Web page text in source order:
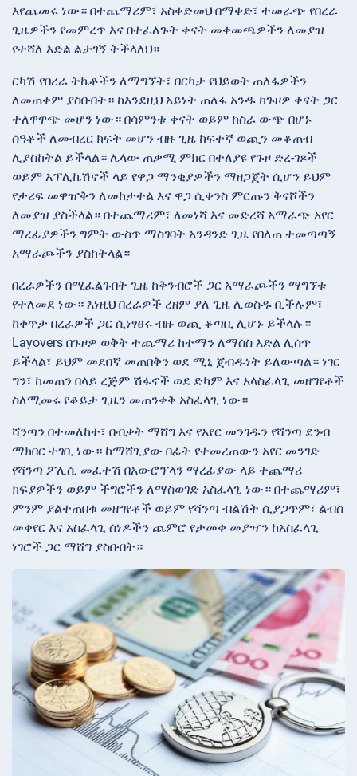
እየጨመሩ ነው። በተጨማሪም፣ አስቀድመህ በማቀድ፣ ተመራጭ የበረራ
ጊዜዎችን የመምረጥ እና በተፈለጉት ቀናት መቀመጫዎችን ለመያዝ
የተሻለ እድል ልታገኝ ትችላለህ።
ርካሽ የበረራ ትኬቶችን ለማግኘት፣ በርካታ የህይወት ጠለፋዎችን
ለመጠቀም ያስቡበት። ከእንደዚህ አይነት ጠለፋ አንዱ ከጉዞዎ ቀናት ጋር
ተለዋዋጭ መሆን ነው። በሳምንቱ ቀናት ወይም ከስራ ውጭ በሆኑ
ሰዓቶች ለመብረር ክፍት መሆን ብዙ ጊዜ ከፍተኛ ወጪን መቆጠብ
ሊያስከትል ይችላል። ሌላው ጠቃሚ ምክር በተለያዩ የጉዞ ድረ-ገጾች
ወይም አፕሊኬሽኖች ላይ የዋጋ ማንቂያዎችን ማዘጋጀት ሲሆን ይህም
የታሪፍ መዋዠቅን ለመከታተል እና ዋጋ ሲቀንስ ምርጡን ቅናሾችን
ለመያዝ ያስችላል። በተጨማሪም፣ ለመነሻ እና መድረሻ አማራጭ አየር
ማረፊያዎችን ግምት ውስጥ ማስገባት አንዳንድ ጊዜ የበለጠ ተመጣጣኝ
አማራጮችን ያስከትላል።
በረራዎችን በሚፈልጉበት ጊዜ ከቅንብሮች ጋር አማራጮችን ማግኘቱ
የተለመደ ነው። እነዚህ በረራዎች ረዘም ያለ ጊዜ ሊወስዱ ቢችሉም፣
ከቀጥታ በረራዎች ጋር ሲነፃፀሩ ብዙ ወጪ ቆጣቢ ሊሆኑ ይችላሉ።
Layovers በጉዞዎ ወቅት ተጨማሪ ከተማን ለማሰስ እድል ሊሰጥ
ይችላል፣ ይህም መደበኛ መጠበቅን ወደ ሚኒ ጀብዱነት ይለውጣል። ነገር
ግን፣ ከመጠን በላይ ረጅም ሽፋኖች ወደ ድካም እና አላስፈላጊ መዘግየቶች
ስለሚመሩ የቆይታ ጊዜን መጠንቀቅ አስፈላጊ ነው።
ሻንጣን በተመለከተ፣ በብቃት ማሸግ እና የአየር መንገዱን የሻንጣ ደንብ
ማክበር ተገቢ ነው። ከማሸጊያው በፊት የተመረጠውን አየር መንገድ
የሻንጣ ፖሊሲ መፈተሽ በአውሮፕላን ማረፊያው ላይ ተጨማሪ
ክፍያዎችን ወይም ችግሮችን ለማስወገድ አስፈላጊ ነው። በተጨማሪም፣
ምንም ያልተጠበቁ መዘግየቶች ወይም የሻንጣ ብልሽት ሲያጋጥም፣ ልብስ
መቀየር እና አስፈላጊ ሰነዶችን ጨምሮ የታመቀ መያዣን ከአስፈላጊ
ነገሮች ጋር ማሸግ ያስቡበት።